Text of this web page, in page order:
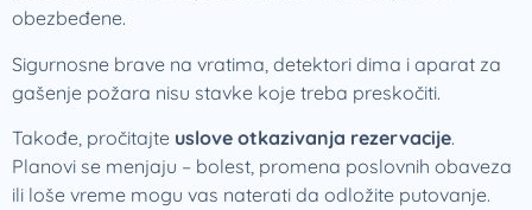
obezbeđene.
Sigurnosne brave na vratima, detektori dima i aparat za
gašenje požara nisu stavke koje treba preskočiti.
Takođe, pročitajte uslove otkazivanja rezervacije.
Planovi se menjaju – bolest, promena poslovnih obaveza
ili loše vreme mogu vas naterati da odložite putovanje.